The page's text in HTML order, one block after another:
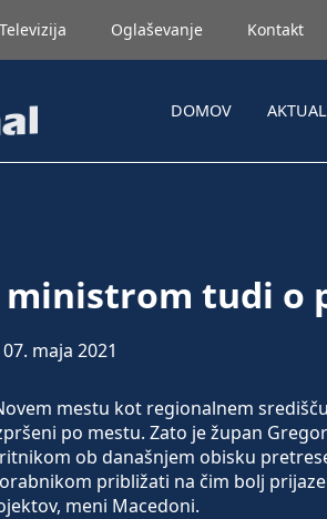
Televizija Oglaševanje Kontakt
DOMOV
ministrom tudi o
07. maja 2021
mestu kot regionalnem
po mestu. Zato je župan
ob današnjem obisku
približati na čim bolj
meni Macedoni.